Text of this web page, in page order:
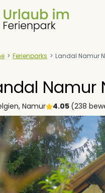
> Ferienparks > Landal Namur
Namur
, Namur 4.05 (238